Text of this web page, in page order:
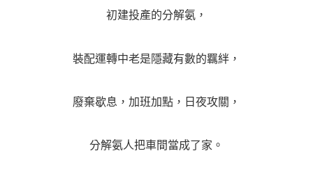
初建投產的分解氨，
裝配運轉中老是隱藏有數的羈絆，
廢棄歇息，加班加點，日夜攻關，
分解氨人把車間當成了家。